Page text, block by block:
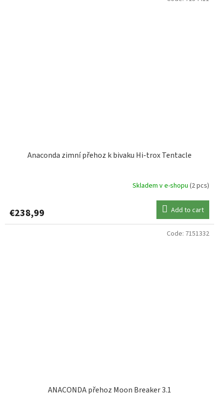
Anaconda zimní přehoz k bivaku Hi-trox Tentacle
Skladem v e-shopu (2 pcs)
€238,99 Add to cart
ANACONDA přehoz Moon Breaker 3.1
Code: 7151332